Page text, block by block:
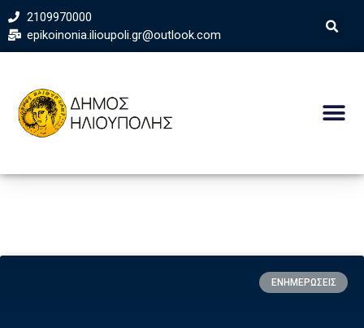
2109970000
epikoinonia.ilioupoli.gr@outlook.com
ΕΝΗΜΕΡΩΣΕΙΣ